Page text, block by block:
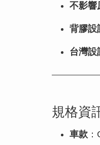
不影響
背膠設
台灣設
規格資
車款